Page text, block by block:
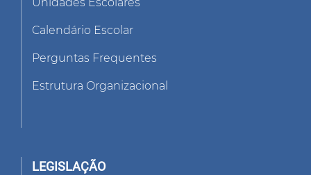
Calendário Escolar
Perguntas Frequentes
Estrutura Organizacional
LEGISLAÇÃO